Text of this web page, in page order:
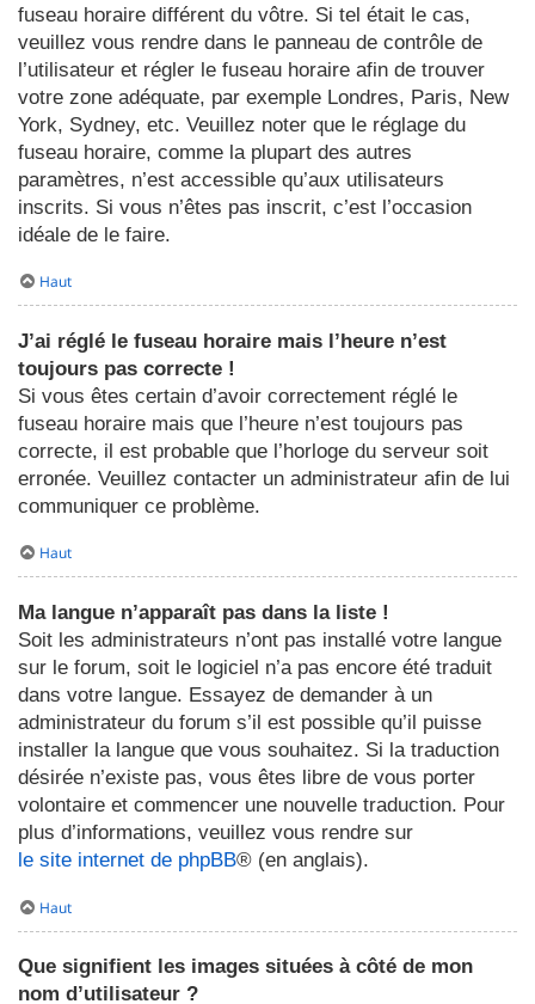
fuseau horaire différent du vôtre. Si tel était le cas,
veuillez vous rendre dans le panneau de contrôle de
l’utilisateur et régler le fuseau horaire afin de trouver
votre zone adéquate, par exemple Londres, Paris, New
York, Sydney, etc. Veuillez noter que le réglage du
fuseau horaire, comme la plupart des autres
paramètres, n’est accessible qu’aux utilisateurs
inscrits. Si vous n’êtes pas inscrit, c’est l’occasion
idéale de le faire.
Haut
J’ai réglé le fuseau horaire mais l’heure n’est
toujours pas correcte !
Si vous êtes certain d’avoir correctement réglé le
fuseau horaire mais que l’heure n’est toujours pas
correcte, il est probable que l’horloge du serveur soit
erronée. Veuillez contacter un administrateur afin de lui
communiquer ce problème.
Haut
Ma langue n’apparaît pas dans la liste !
Soit les administrateurs n’ont pas installé votre langue
sur le forum, soit le logiciel n’a pas encore été traduit
dans votre langue. Essayez de demander à un
administrateur du forum s’il est possible qu’il puisse
installer la langue que vous souhaitez. Si la traduction
désirée n’existe pas, vous êtes libre de vous porter
volontaire et commencer une nouvelle traduction. Pour
plus d’informations, veuillez vous rendre sur
le site internet de phpBB® (en anglais).
Haut
Que signifient les images situées à côté de mon
nom d’utilisateur ?